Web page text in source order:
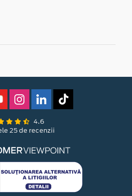
4.6
25 de recenzii